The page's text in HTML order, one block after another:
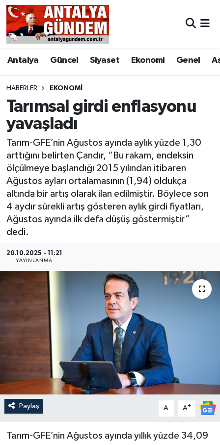
Antalya Güncel Siyaset Ekonomi Genel
HABERLER EKONOMI
Tarımsal girdi enflasyonu
yavaşladı
Tarım-GFE’nin Ağustos ayında aylık yüzde 1,30
arttığını belirten Çandır, “Bu rakam, endeksin
ölçülmeye başlandığı 2015 yılından itibaren
Ağustos ayları ortalamasının (1,94) oldukça
altında bir artış olarak ilan edilmiştir. Böylece son
4 aydır sürekli artış gösteren aylık girdi fiyatları,
Ağustos ayında ilk defa düşüş göstermiştir”
dedi.
20.10.2025 - 11:21
YAYINLANMA
Paylaş A- A+
Tarım-GFE’nin Ağustos ayında yıllık yüzde 34,09
Antalya
Asayiş
Bilim & Teknoloji
Bölge
EĞİTİM
Ekonomi
Genel
Görüntülü Haber
Güncel
Kültür & Sanat
Magazin
Resmi İlan
Sağlık & Yaşam
Siyaset
Antalya Nöbetçi Eczaneler
Antalya Hava Durumu
Antalya Namaz Vakitleri
Antalya Trafik Yoğunluk Haritası
Süper Lig Puan Durumu ve Fikstür
Tüm Manşetler
Son Dakika Haberleri
Haber Arşivi